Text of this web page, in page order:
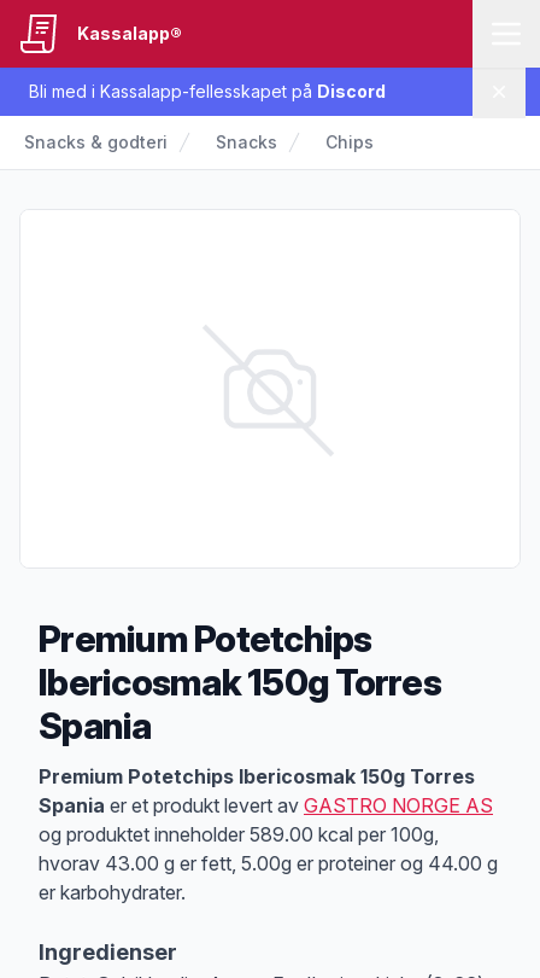
Bli med i Kassalapp-fellesskapet på Discord
Kassalapp®
Snacks & godteri Snacks Chips
Premium Potetchips
Ibericosmak 150g Torres
Spania
Produktbeskrivelse
Premium Potetchips Ibericosmak 150g Torres
Spania er et produkt levert av GASTRO NORGE AS
og produktet inneholder 589.00 kcal per 100g,
hvorav 43.00 g er fett, 5.00g er proteiner og 44.00 g
er karbohydrater.
Ingredienser